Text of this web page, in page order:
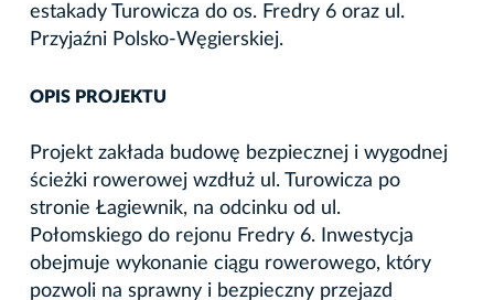
estakady Turowicza do os. Fredry 6 oraz ul.
Przyjaźni Polsko-Węgierskiej.
OPIS PROJEKTU
Projekt zakłada budowę bezpiecznej i wygodnej
ścieżki rowerowej wzdłuż ul. Turowicza po
stronie Łagiewnik, na odcinku od ul.
Połomskiego do rejonu Fredry 6. Inwestycja
obejmuje wykonanie ciągu rowerowego, który
pozwoli na sprawny i bezpieczny przejazd